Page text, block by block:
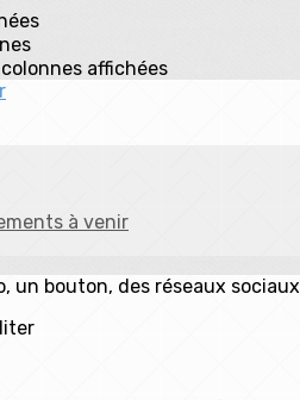
affichées
à venir
un bouton, des réseaux sociaux